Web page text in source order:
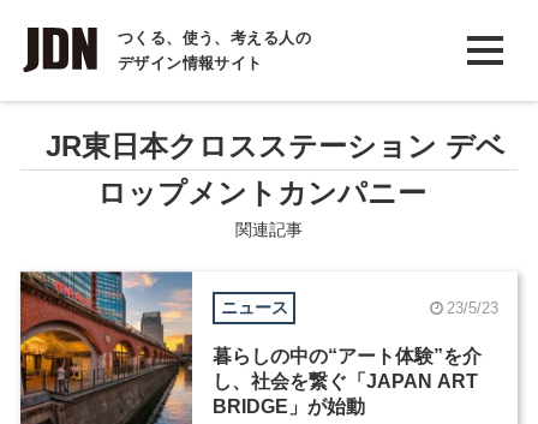
つくる、使う、考える人の
デザイン情報サイト
INTERVIEW
インタビュー
REPORT
レポート
JR東日本クロスステーション デベ
ロップメントカンパニー
関連記事
ニュース 23/5/23
暮らしの中の“アート体験”を介
し、社会を繋ぐ「JAPAN ART
BRIDGE」が始動